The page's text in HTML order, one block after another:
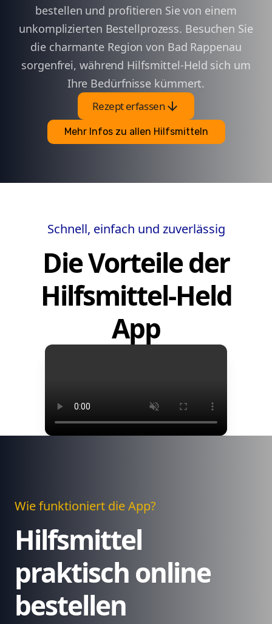
bestellen und profitieren Sie von einem
unkomplizierten Bestellprozess. Besuchen Sie
die charmante Region von Bad Rappenau
sorgenfrei, während Hilfsmittel-Held sich um
Ihre Bedürfnisse kümmert.
Rezept erfassenarrow_downward
Mehr Infos zu allen Hilfsmitteln
Schnell, einfach und zuverlässig
Die Vorteile der
Hilfsmittel-Held
App
Wie funktioniert die App?
Hilfsmittel
praktisch online
bestellen